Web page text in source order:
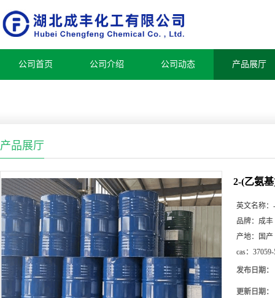
公司首页 公司介绍 公司动态 产品展厅
产品展厅
2-(乙氨
英文名称： -
品牌： 成丰
产地：
国产
cas：
发布日期：
更新日期：